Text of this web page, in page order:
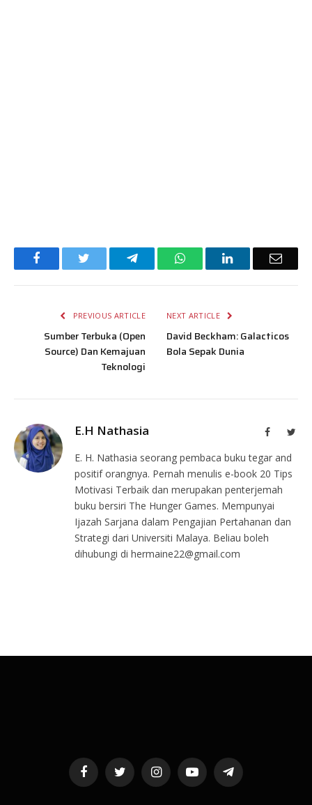
Facebook TelegramWhatsAppLinkedIn Email
PREVIOUS ARTICLE
Sumber Terbuka (Open
Source) Dan Kemajuan
Teknologi
NEXT ARTICLE
David Beckham: Galacticos
Bola Sepak Dunia
E.H Nathasia Facebook
E. H. Nathasia seorang pembaca buku tegar and
positif orangnya. Pernah menulis e-book 20 Tips
Motivasi Terbaik dan merupakan penterjemah
buku bersiri The Hunger Games. Mempunyai
Ijazah Sarjana dalam Pengajian Pertahanan dan
Strategi dari Universiti Malaya. Beliau boleh
dihubungi di hermaine22@gmail.com
FacebookTwitter InstagramYouTubeTelegram